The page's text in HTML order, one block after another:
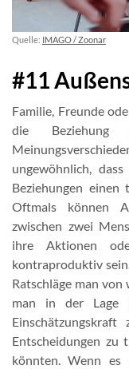
Quelle: IMAGO / Zoonar
#11
Familie, Freunde
die
ungewöhnlich,
Beziehungen einen
Oftmals können
zwischen zwei
ihre Aktionen
kontraproduktiv
Ratschläge man
man in der Lage
Entscheidungen zu
könnten. Wenn es